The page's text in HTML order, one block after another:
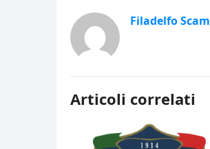
Filadelfo
Articoli correlati